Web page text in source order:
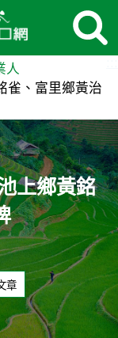
爐！ 池
人
雀、富里鄉黃治
上鄉黃銘
章